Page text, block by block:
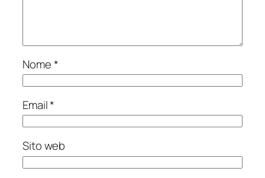
Nome*
Email*
Sito web